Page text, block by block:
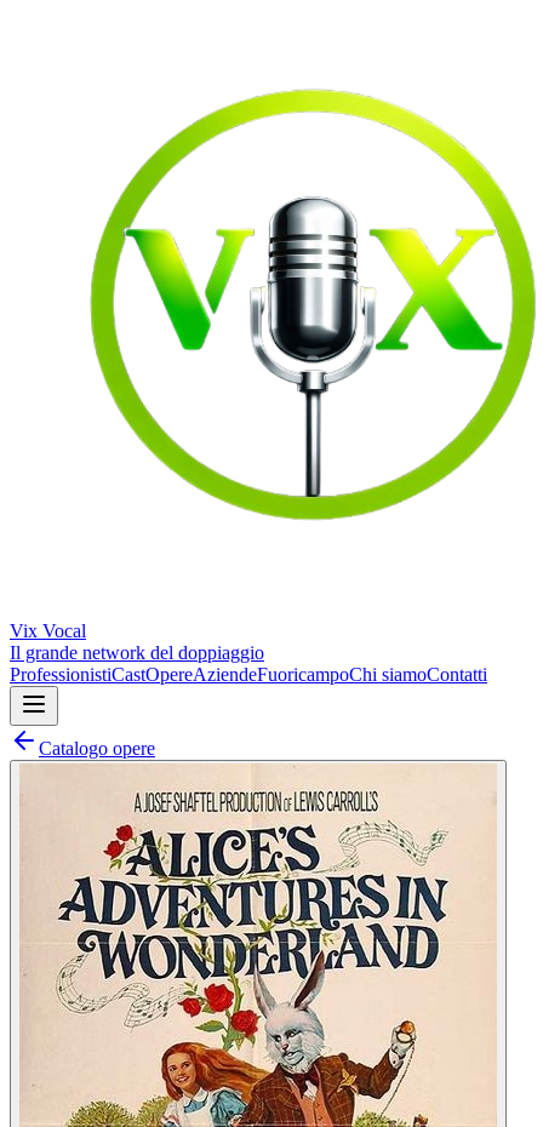
Vix Vocal
Il grande network del doppiaggio
ProfessionistiCastOpereAziendeFuoricampoChi siamoContatti
Catalogo opere